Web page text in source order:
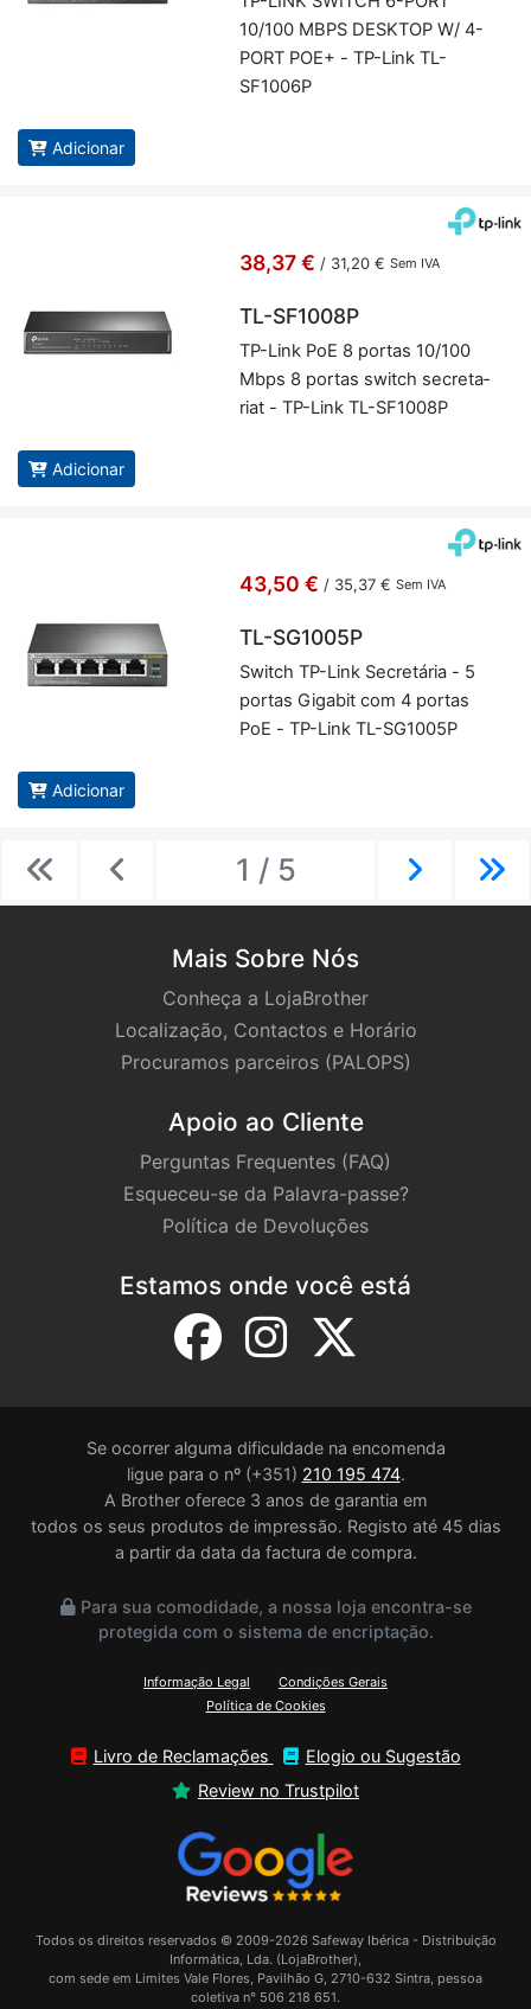
10/100 MBPS DESKTOP W/ 4-
PORT POE+ - TP-Link TL-
SF1006P
Adicionar
38,37 € / 31,20 € Sem IVA
TL-SF1008P
TP-Link PoE 8 portas 10/100
Mbps 8 portas switch se­cre­ta­
riat - TP-Link TL-SF1008P
Adicionar
43,50 € / 35,37 € Sem IVA
TL-SG1005P
Switch TP-Link Se­cre­tária - 5
portas Gi­gabit com 4 portas
PoE - TP-Link TL-SG1005P
Adicionar
PreviousPrevious 1 / 5 Next
Mais Sobre Nós
Conheça a LojaBrother
Localização, Contactos e Horário
Procuramos parceiros (PALOPS)
Apoio ao Cliente
Perguntas Frequentes (FAQ)
Esqueceu-se da Palavra-passe?
Política de Devoluções
Estamos onde você está
Se ocorrer alguma dificuldade na encomenda
ligue para o nº (+351) 210 195 474.
A Brother oferece 3 anos de garantia em
todos os seus produtos de impressão. Registo até 45 dias
a partir da data da factura de compra.
Para sua comodidade, a nossa loja encontra-se
protegida com o sistema de encriptação.
Informação Legal
Condições Gerais
Política de Cookies
Livro de Reclamações
Elogio ou Sugestão
Review no Trustpilot
Todos os direitos reservados © 2009-2026 Safeway Ibérica - Distribuição
Informática, Lda. (LojaBrother),
com sede em Limites Vale Flores, Pavilhão G, 2710-632 Sintra, pessoa
coletiva n° 506 218 651.